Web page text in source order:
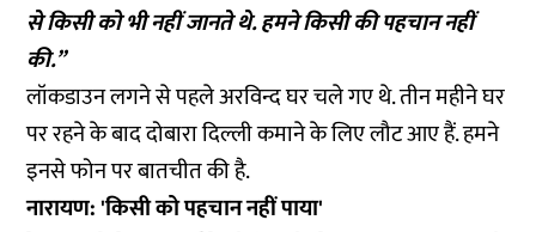
से किसी को भी नहीं जानते थे. हमने किसी की पहचान नहीं
की.’’
लॉकडाउन लगने से पहले अरविन्द घर चले गए थे. तीन महीने घर
पर रहने के बाद दोबारा दिल्ली कमाने के लिए लौट आए हैं. हमने
इनसे फोन पर बातचीत की है.
नारायण: 'किसी को पहचान नहीं पाया'